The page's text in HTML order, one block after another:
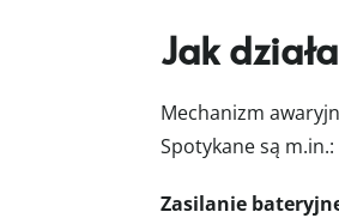
Jak
Mechanizm
Spotykane są m.in.:
Zasilanie